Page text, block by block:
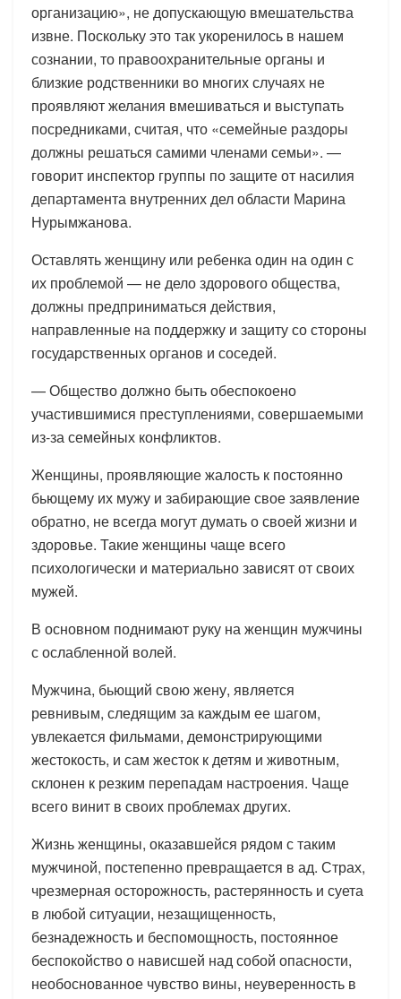
организацию», не допускающую вмешательства
извне. Поскольку это так укоренилось в нашем
сознании, то правоохранительные органы и
близкие родственники во многих случаях не
проявляют желания вмешиваться и выступать
посредниками, считая, что «семейные раздоры
должны решаться самими членами семьи». —
говорит инспектор группы по защите от насилия
департамента внутренних дел области Марина
Нурымжанова.
Оставлять женщину или ребенка один на один с
их проблемой — не дело здорового общества,
должны предприниматься действия,
направленные на поддержку и защиту со стороны
государственных органов и соседей.
— Общество должно быть обеспокоено
участившимися преступлениями, совершаемыми
из-за семейных конфликтов.
Женщины, проявляющие жалость к постоянно
бьющему их мужу и забирающие свое заявление
обратно, не всегда могут думать о своей жизни и
здоровье. Такие женщины чаще всего
психологически и материально зависят от своих
мужей.
В основном поднимают руку на женщин мужчины
с ослабленной волей.
Мужчина, бьющий свою жену, является
ревнивым, следящим за каждым ее шагом,
увлекается фильмами, демонстрирующими
жестокость, и сам жесток к детям и животным,
склонен к резким перепадам настроения. Чаще
всего винит в своих проблемах других.
Жизнь женщины, оказавшейся рядом с таким
мужчиной, постепенно превращается в ад. Страх,
чрезмерная осторожность, растерянность и суета
в любой ситуации, незащищенность,
безнадежность и беспомощность, постоянное
беспокойство о нависшей над собой опасности,
необоснованное чувство вины, неуверенность в